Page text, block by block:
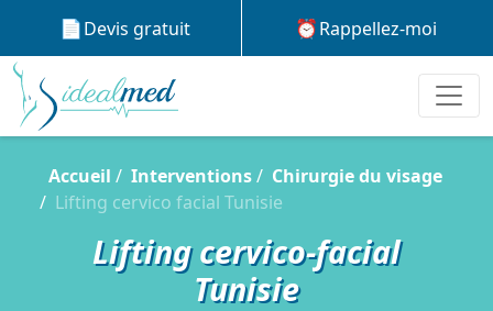
Devis gratuit Rappellez-moi
Accueil Interventions
Chirurgie du visage
Lifting cervico facial Tunisie
Lifting cervico-facial
Tunisie